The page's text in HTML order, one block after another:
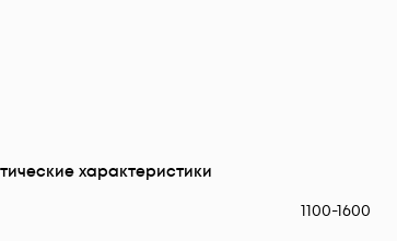
характеристики
1100-1600